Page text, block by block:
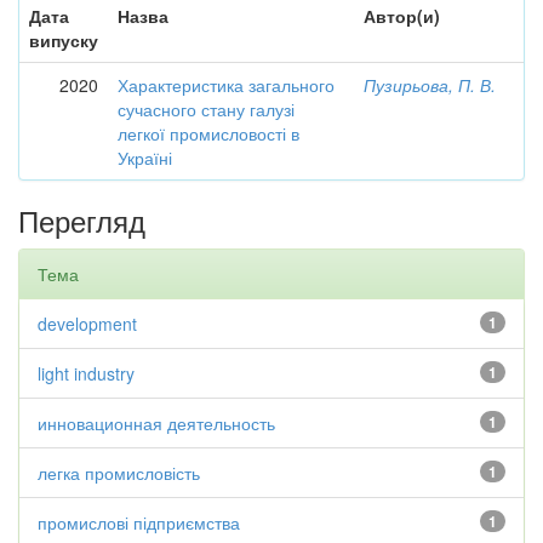
Дата
випуску
Назва Автор(и)
2020
Характеристика загального
сучасного стану галузі
легкої промисловості в
Україні
Пузирьова, П. В.
Перегляд
Тема
1
development
1
light industry
1
инновационная деятельность
1
легка промисловість
1
промислові підприємства